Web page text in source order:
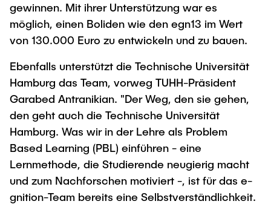
gewinnen. Mit ihrer Unterstützung war es
möglich, einen Boliden wie den egn13 im Wert
von 130.000 Euro zu entwickeln und zu bauen.
Ebenfalls unterstützt die Technische Universität
Hamburg das Team, vorweg TUHH-Präsident
Garabed Antranikian. "Der Weg, den sie gehen,
den geht auch die Technische Universität
Hamburg. Was wir in der Lehre als Problem
Based Learning (PBL) einführen - eine
Lernmethode, die Studierende neugierig macht
und zum Nachforschen motiviert -, ist für das e-
gnition-Team bereits eine Selbstverständlichkeit.